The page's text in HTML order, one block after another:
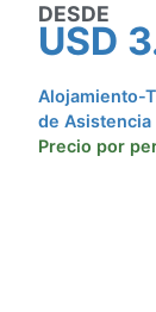
DESDE
USD
Alojamiento-
de Asistencia
Precio por